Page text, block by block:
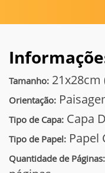
Tamanho:
Orientação:
Tipo de Capa: Capa
Tipo de Papel: Papel
Quantidade de Páginas: